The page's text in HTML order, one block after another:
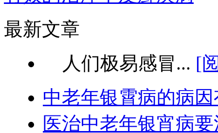
最新文章
人们极易感冒... [
中老年银霄病的病
医治中老年银宵病